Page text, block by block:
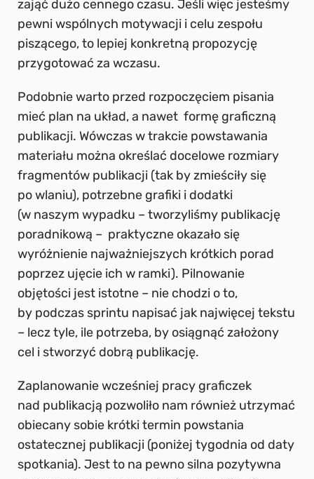
zająć dużo cennego czasu. Jeśli więc jesteśmy
pewni wspólnych motywacji i celu zespołu
piszącego, to lepiej konkretną propozycję
przygotować za wczasu.
Podobnie warto przed rozpoczęciem pisania
mieć plan na układ, a nawet formę graficzną
publikacji. Wówczas w trakcie powstawania
materiału można określać docelowe rozmiary
fragmentów publikacji (tak by zmieściły się
po wlaniu), potrzebne grafiki i dodatki
(w naszym wypadku – tworzyliśmy publikację
poradnikową – praktyczne okazało się
wyróżnienie najważniejszych krótkich porad
poprzez ujęcie ich w ramki). Pilnowanie
objętości jest istotne – nie chodzi o to,
by podczas sprintu napisać jak najwięcej tekstu
– lecz tyle, ile potrzeba, by osiągnąć założony
cel i stworzyć dobrą publikację.
Zaplanowanie wcześniej pracy graficzek
nad publikacją pozwoliło nam również utrzymać
obiecany sobie krótki termin powstania
ostatecznej publikacji (poniżej tygodnia od daty
spotkania). Jest to na pewno silna pozytywna